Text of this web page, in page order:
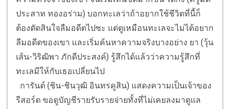
ประสาท ทองอร่าม) บอกทะเลว่าถ้าอยากใช้ชีวิตที่นี้ก็
ต้องตัดสินใจลืมอดีตไปซะ แต่ดูเหมือนทะเลจะไม่ได้อยาก
ลืมอดีตของเขา และเริ่มค้นหาความจริงบางอย่าง ยา (วุ้น
เส้น-วิริฒิพา ภักดีประสงค์) รู้สึกได้แล้วว่าความรู้สึกที่
ทะเลมีให้กับเธอเปลี่ยนไป
การันต์ (ชิน-ชินวุฒิ อินทรคูสิน) แสดงความเป็นเจ้าของ
รีสอร์ต ขอดูบัญชีรายรับรายจ่ายทั้งที่ไม่เคยลงมาดูแล